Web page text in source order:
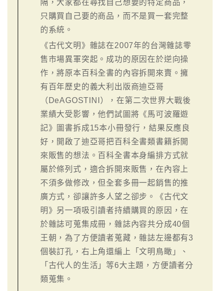
隔，大家都在尋找自己想要的特定商品，
只購買自己要的商品，而不是買一套完整
的系統。
《古代文明》雜誌在2007年的台灣雜誌零
售市場異軍突起。成功的原因在於逆向操
作，將原本百科全書的內容拆開來賣。擁
有百年歷史的義大利出版商迪亞哥
（DeAGOSTINI），在第二次世界大戰後
業績大受影響，他們試圖將《馬可波羅遊
記》圖書拆成15本小冊發行，結果反應良
好，開啟了迪亞哥把百科全書類書籍拆開
來販售的想法。百科全書本身編排方式就
屬於條列式，適合拆開來販售，在內容上
不須多做修改，但全套多冊一起銷售的推
廣方式，卻讓許多人望之卻步。《古代文
明》另一項吸引讀者持續購買的原因，在
於雜誌可蒐集成冊，雜誌內容共分成40個
王朝，為了方便讀者蒐藏，雜誌左邊都有3
個裝訂孔，右上角還編上「文明鳥瞰」、
「古代人的生活」等6大主題，方便讀者分
類蒐集。